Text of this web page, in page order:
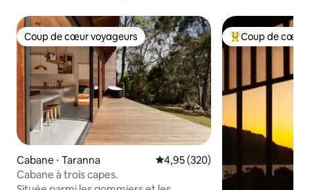
Coup de cœur voyageurs
Coup de cœur voyageurs
Cabane ⋅ Taranna Évaluation moyenne sur la
4,95 (320)
Cabane à trois capes.
Coups de cœur
Coup de cœur